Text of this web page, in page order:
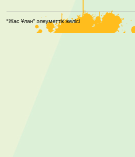
“Жас Ұлан” әлеуметтік желісі